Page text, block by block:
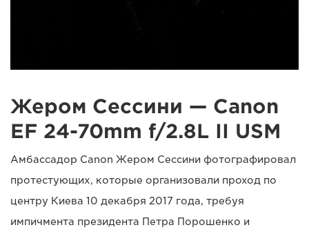
Жером Сессини — Canon
EF 24-70mm f/2.8L II USM
Амбассадор Canon Жером Сессини фотографировал
протестующих, которые организовали проход по
центру Киева 10 декабря 2017 года, требуя
импичмента президента Петра Порошенко и